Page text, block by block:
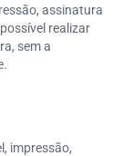
assinatura
realizar
sem a
impressão,